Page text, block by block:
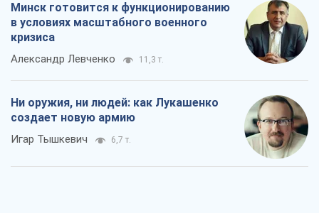
Минск готовится к функционированию
в условиях масштабного военного
кризиса
Александр Левченко 11,3 т.
Ни оружия, ни людей: как Лукашенко
создает новую армию
Игар Тышкевич 6,7 т.